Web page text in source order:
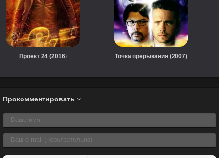
Проект 24 (2016) Точка прерывания (2007)
Прокомментировать